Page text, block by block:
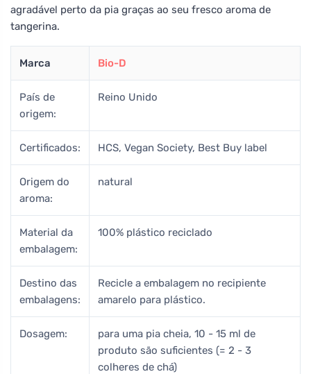
agradável perto da pia graças ao seu fresco aroma de
tangerina.
Marca Bio-D
País de
origem:
Reino Unido
Certificados: HCS, Vegan Society, Best Buy label
Origem do
aroma:
natural
Material da
embalagem:
100% plástico reciclado
Destino das
embalagens:
Recicle a embalagem no recipiente
amarelo para plástico.
Dosagem:
para uma pia cheia, 10 - 15 ml de
produto são suficientes (= 2 - 3
colheres de chá)